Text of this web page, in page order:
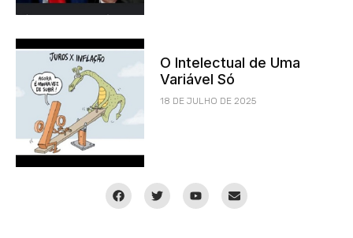
O Intelectual de Uma
Variável Só
18 DE JULHO DE 2025